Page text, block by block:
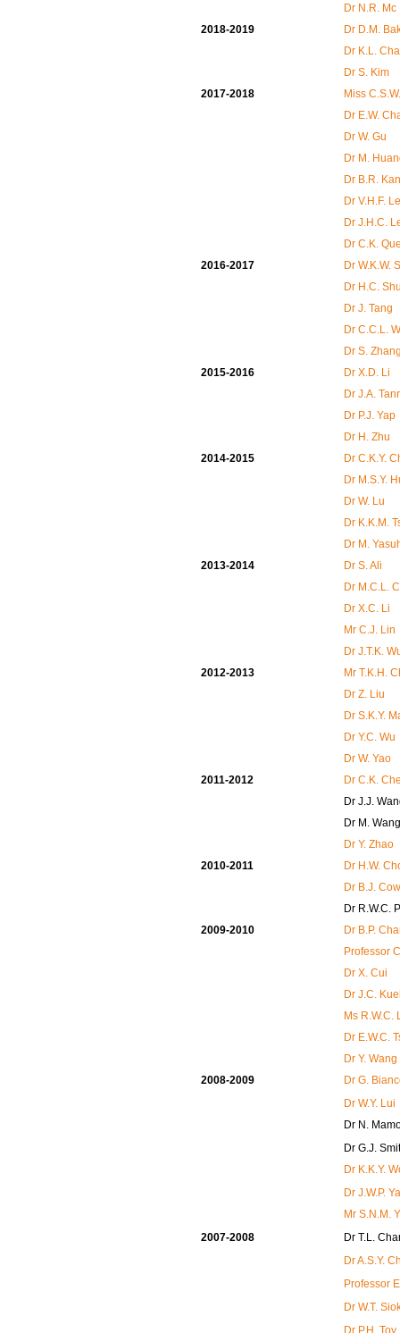
Dr N.R. Mc
2018-2019
Dr D.M.
Dr K.L.
Dr S. Kim
2017-2018
Miss
Dr E.W.
Dr W. Gu
Dr M.
Dr B.R.
Dr V.H.F.
Dr J.H.C.
Dr C.K.
2016-2017
Dr W.K.W.
Dr H.C.
Dr J. Tang
Dr C.C.L.
Dr S.
2015-2016
Dr X.D. Li
Dr J.A.
Dr P.J. Yap
Dr H. Zhu
2014-2015
Dr C.K.Y.
Dr M.S.Y.
Dr W. Lu
Dr K.K.M.
Dr M.
2013-2014
Dr S. Ali
Dr M.C.L.
Dr X.C. Li
Mr C.J. Lin
Dr J.T.K.
2012-2013
Mr T.K.H.
Dr Z. Liu
Dr S.K.Y.
Dr Y.C. Wu
Dr W. Yao
2011-2012
Dr C.K.
Dr J.J.
Dr M. Wang
Dr Y. Zhao
2010-2011
Dr H.W.
Dr B.J.
Dr R.W.C.
2009-2010
Dr B.P.
Professor
Dr X. Cui
Dr J.C.
Ms R.W.C.
Dr E.W.C.
Dr Y. Wang
2008-2009 Dr G.
Dr W.Y. Lui
Dr N.
Dr G.J.
Dr K.K.Y.
Dr J.W.P.
Mr S.N.M.
2007-2008
Dr T.L.
Dr A.S.Y.
Professor
Dr W.T.
Dr P.H. Toy